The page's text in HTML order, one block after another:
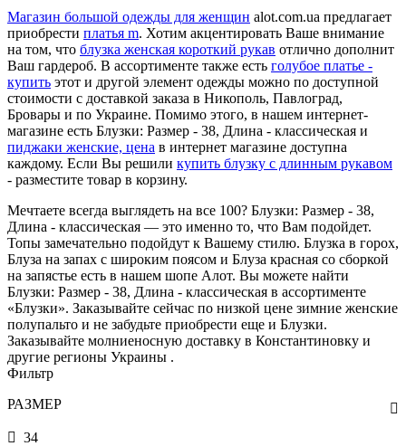
Магазин большой одежды для женщин alot.com.ua предлагает
приобрести платья m. Хотим акцентировать Ваше внимание
на том, что блузка женская короткий рукав отлично дополнит
Ваш гардероб. В ассортименте также есть голубое платье -
купить этот и другой элемент одежды можно по доступной
стоимости с доставкой заказа в Никополь, Павлоград,
Бровары и по Украине. Помимо этого, в нашем интернет-
магазине есть Блузки: Размер - 38, Длина - классическая и
пиджаки женские, цена в интернет магазине доступна
каждому. Если Вы решили купить блузку с длинным рукавом
- разместите товар в корзину.
Мечтаете всегда выглядеть на все 100? Блузки: Размер - 38,
Длина - классическая — это именно то, что Вам подойдет.
Топы замечательно подойдут к Вашему стилю. Блузка в горох,
Блуза на запах с широким поясом и Блуза красная со сборкой
на запястье есть в нашем шопе Алот. Вы можете найти
Блузки: Размер - 38, Длина - классическая в ассортименте
«Блузки». Заказывайте сейчас по низкой цене зимние женские
полупальто и не забудьте приобрести еще и Блузки.
Заказывайте молниеносную доставку в Константиновку и
другие регионы Украины .
Фильтр
РАЗМЕР
34